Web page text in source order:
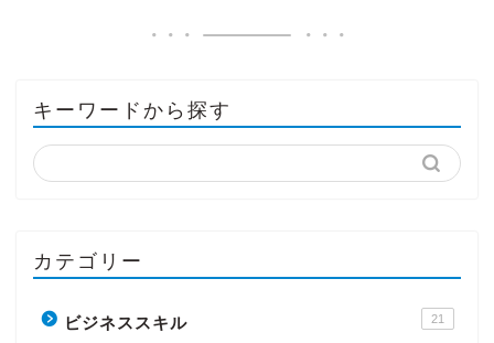
キーワードから探す
カテゴリー
ビジネススキル 21